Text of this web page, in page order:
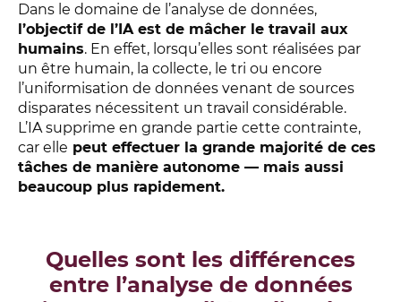
Dans le domaine de l’analyse de données,
l’objectif de l’IA est de mâcher le travail aux
humains. En effet, lorsqu’elles sont réalisées par
un être humain, la collecte, le tri ou encore
l’uniformisation de données venant de sources
disparates nécessitent un travail considérable.
L’IA supprime en grande partie cette contrainte,
car elle peut effectuer la grande majorité de ces
tâches de manière autonome — mais aussi
beaucoup plus rapidement.
Quelles sont les différences
entre l’analyse de données